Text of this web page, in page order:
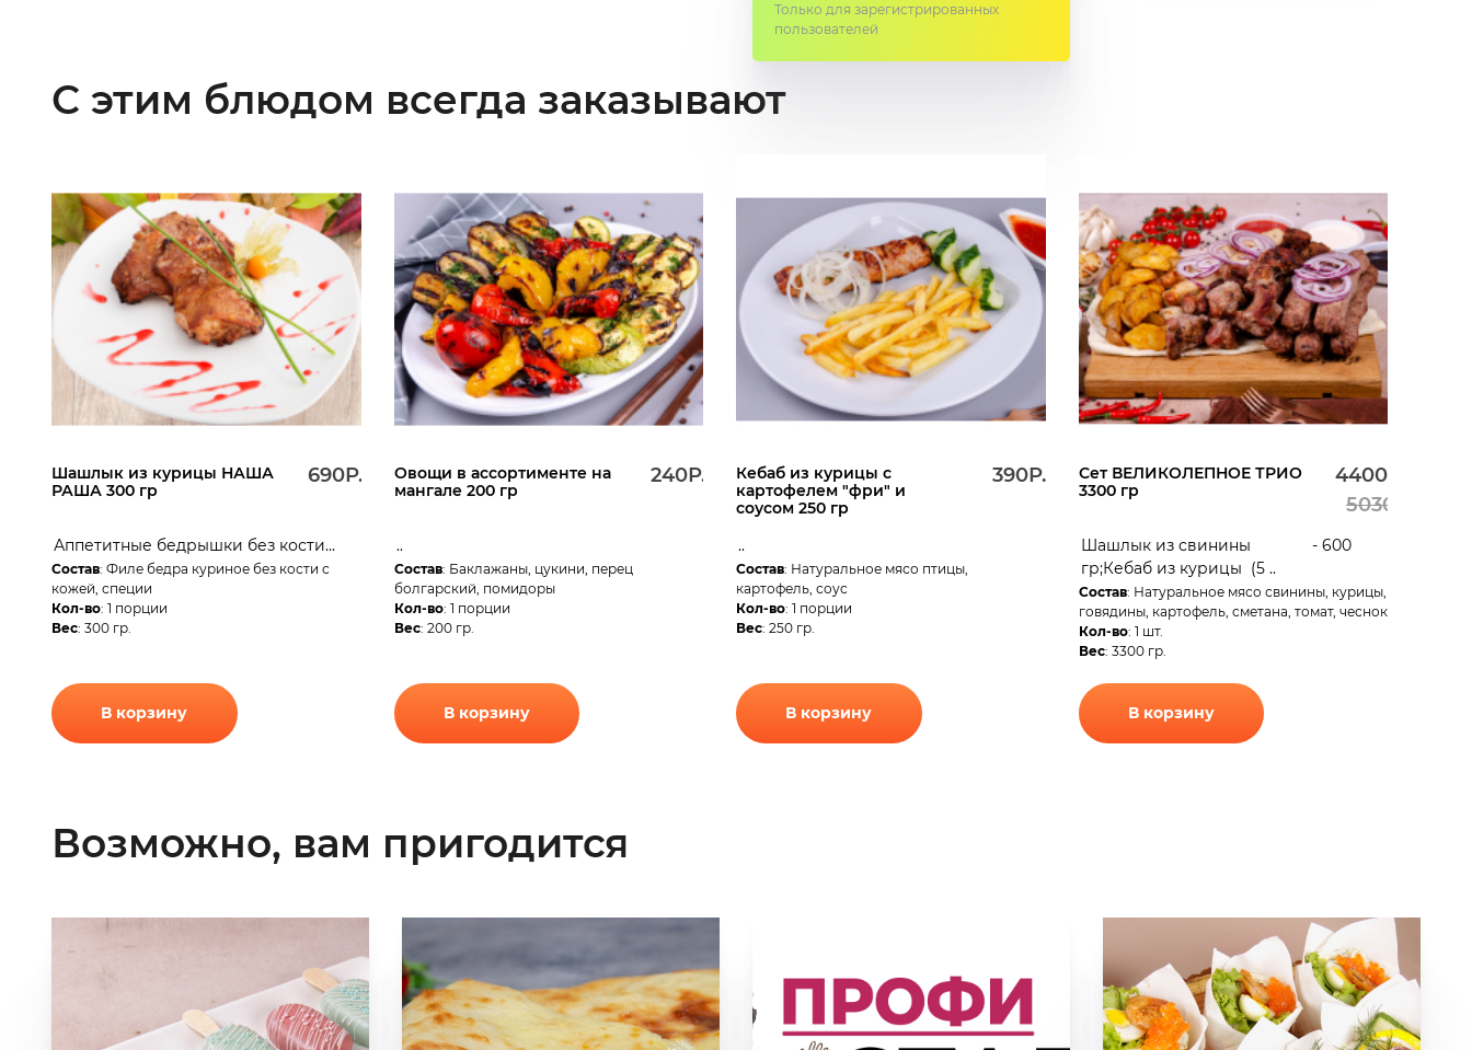
Только для зарегистрированных
пользователей
С этим блюдом всегда заказывают
Шашлык из курицы НАША
РАША 300 гр
690Р.
Аппетитные бедрышки без кости...
Состав: Филе бедра куриное без кости с
кожей, специи
Кол-во: 1 порции
Вес: 300 гр.
В корзину
Овощи в ассортименте на
мангале 200 гр
240Р.
..
Состав: Баклажаны, цукини, перец
болгарский, помидоры
Кол-во: 1 порции
Вес: 200 гр.
В корзину
Кебаб из курицы с
картофелем "фри" и
соусом 250 гр
390Р.
..
Состав: Натуральное мясо птицы,
картофель, соус
Кол-во: 1 порции
Вес: 250 гр.
В корзину
Сет ВЕЛИКОЛЕПНОЕ ТРИО
3300 гр
4400Р.
5030Р.
Шашлык из свинины - 600
гр;Кебаб из курицы (5 ..
Состав: Натуральное мясо свинины, курицы,
говядины, картофель, сметана, томат, чеснок
Кол-во: 1 шт.
Вес: 3300 гр.
В корзину
Возможно, вам пригодится